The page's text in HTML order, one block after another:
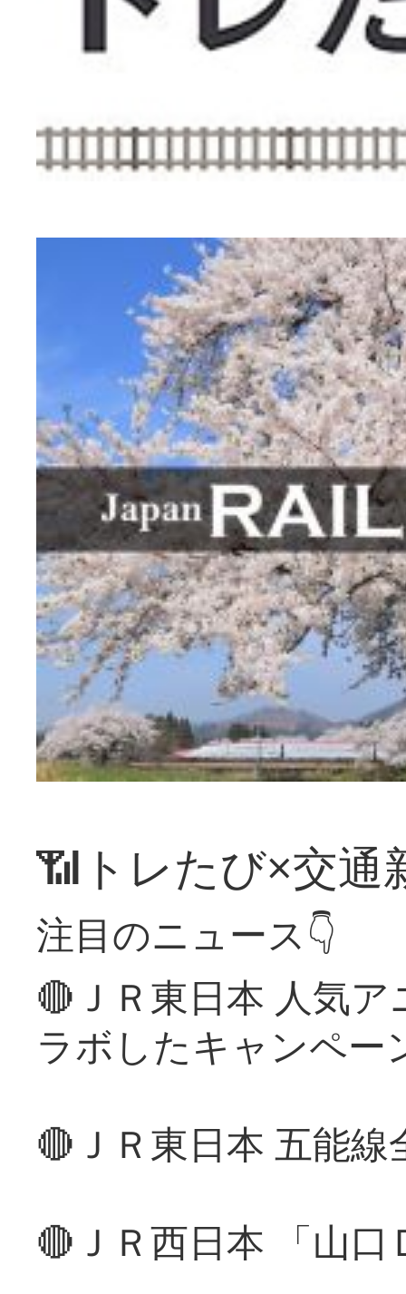
📶トレたび×交通
注目のニュース👇
🔴ＪＲ東日本 人気
ラボしたキャンペー
🔴ＪＲ東日本 五能
🔴ＪＲ西日本 「山